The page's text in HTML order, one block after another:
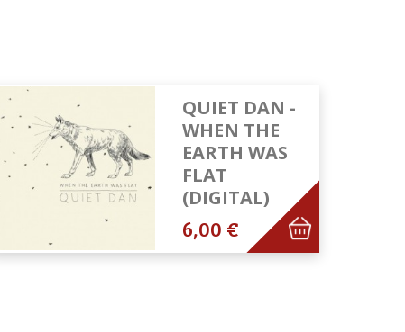
QUIET DAN -
WHEN THE
EARTH WAS
FLAT
(DIGITAL)
6,00 €